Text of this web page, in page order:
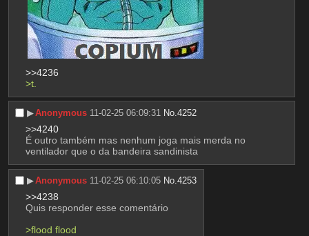
>>4236
>t.
▶︎Anonymous 11-02-25 06:09:31 No.4252
>>4240
É outro também mas nenhum joga mais merda no
ventilador que o da bandeira sandinista
▶︎Anonymous 11-02-25 06:10:05 No.4253
>>4238
Quis responder esse comentário
>flood flood